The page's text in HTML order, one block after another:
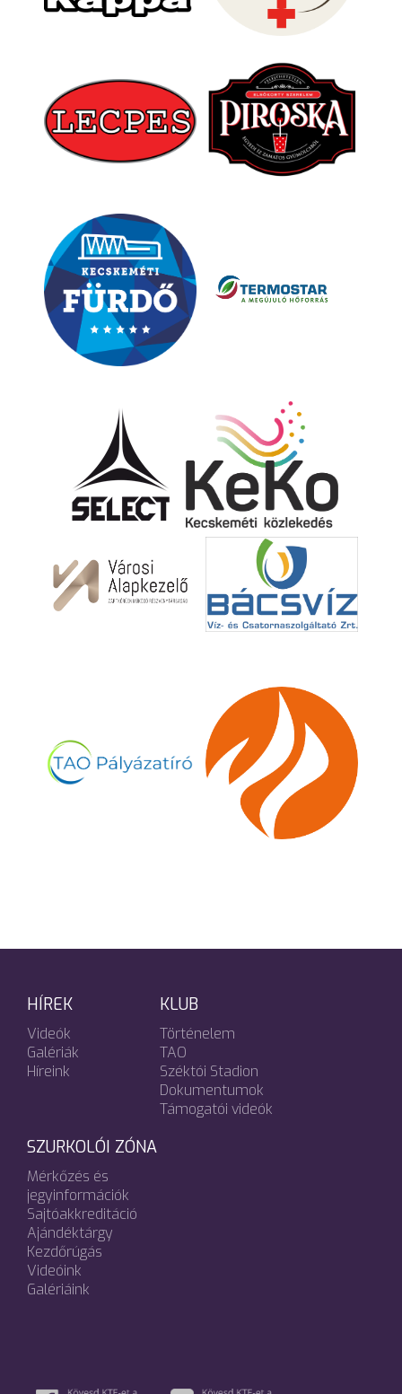
HÍREK
Videók
Galériák
Híreink
KLUB
Történelem
TAO
Széktói Stadion
Dokumentumok
Támogatói videók
SZURKOLÓI ZÓNA
Mérkőzés és
jegyinformációk
Sajtóakkreditáció
Ajándéktárgy
Kezdőrúgás
Videóink
Galériáink